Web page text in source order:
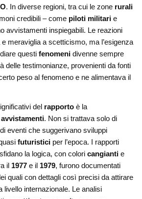
. In diverse regioni, tra cui le zone rurali
credibili – come piloti militari e
avvistamenti inspiegabili. Le reazioni
meraviglia a scetticismo, ma l’esigenza
questifenomeni divenne sempre
delle testimonianze, provenienti da fonti
peso al fenomeno e ne alimentava il
del rapporto è la
. Non si trattava solo di
eventi che suggerivano sviluppi
futuristici per l’epoca. I rapporti
la logica, con coloricangianti e
il 1977 e il 1979, furono documentati
quali con dettagli così precisi da attirare
livello internazionale. Le analisi